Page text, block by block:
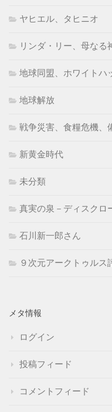
ヤヒエル、タヒニオ
リンダ・リー、母なる
地球同盟、ホワイトハ
地球解放
戦争災害、食糧危機、
新黄金時代
未分類
真実の泉－ディスクロ
石川新一郎さん
９次元アークトゥルス
メタ情報
ログイン
投稿フィード
コメントフィード